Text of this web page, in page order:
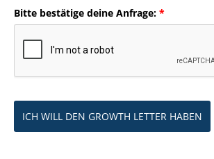
Bitte bestätige deine Anfrage: *
ICH WILL DEN GROWTH LETTER HABEN